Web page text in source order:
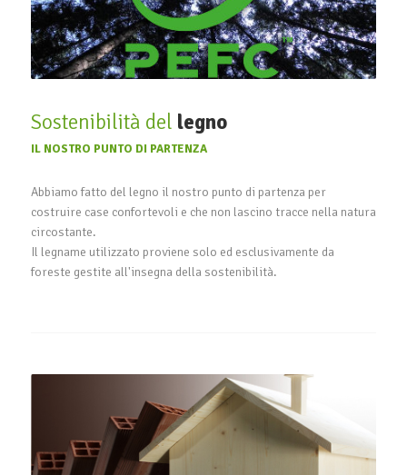
Sostenibilità del legno
IL NOSTRO PUNTO DI PARTENZA
Abbiamo fatto del legno il nostro punto di partenza per
costruire case confortevoli e che non lascino tracce nella natura
circostante.
Il legname utilizzato proviene solo ed esclusivamente da
foreste gestite all'insegna della sostenibilità.